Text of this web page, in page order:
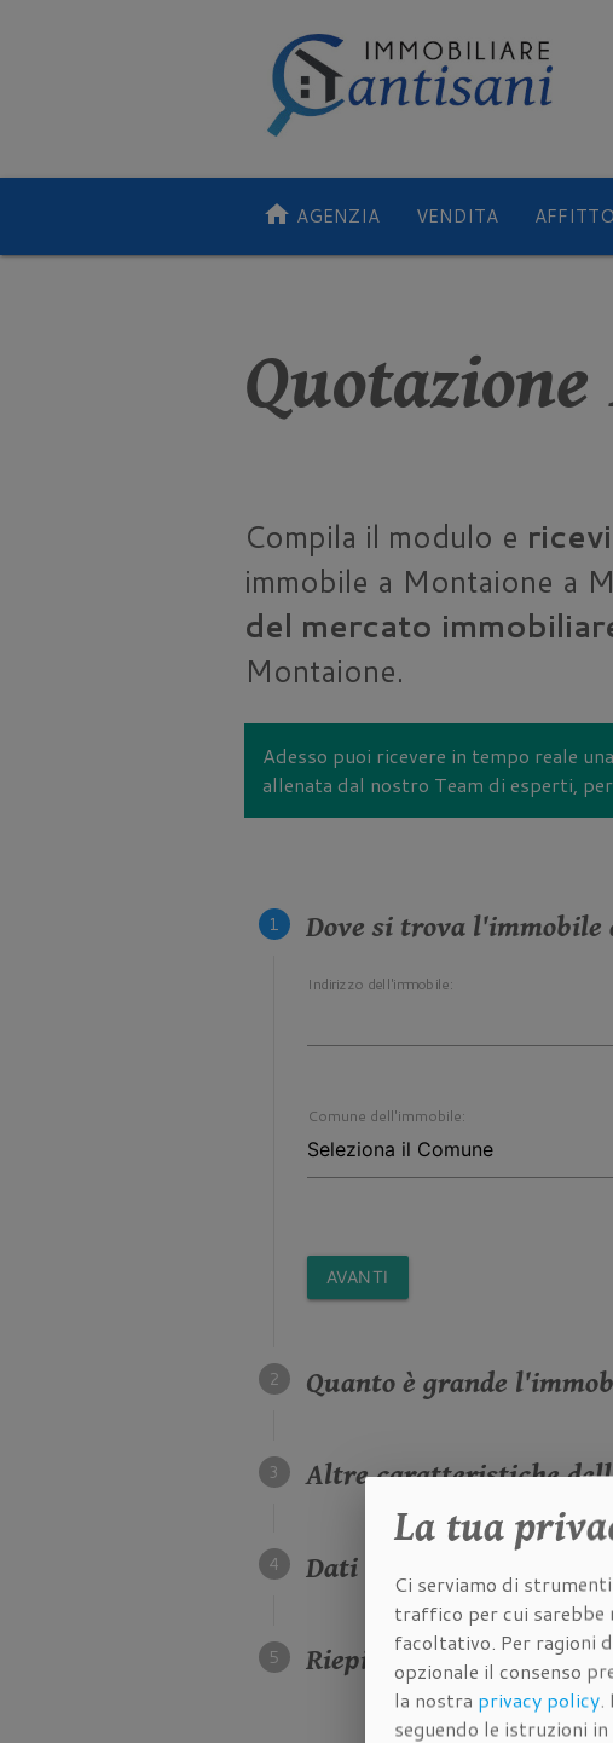
home AGENZIA VENDITA AFFITTO
Compila il modulo e
immobile a Montaione a
del mercato
Montaione.
Adesso puoi ricevere in tempo reale
allenata dal nostro Team di esperti,
Dove si trova l'immobile
Indirizzo dell'immobile:
Comune dell'immobile:
AVANTI
Quanto è grande
Altre caratteristiche
Dati della proprietà
Riepilogo dei dati
La tua
Ci serviamo di
traffico per cui sarebbe
facoltativo. Per ragioni
opzionale il consenso
la nostra privacy policy.
seguendo le istruzioni